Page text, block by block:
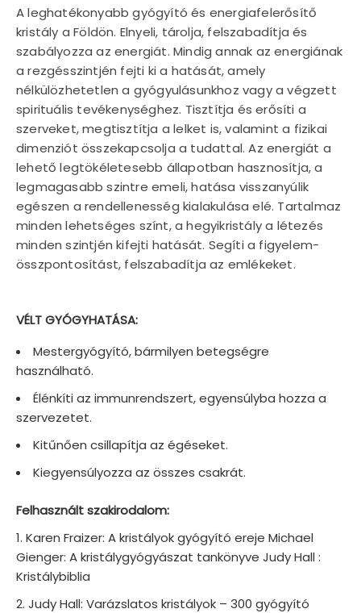
A leghatékonyabb gyógyító és energiafelerősítő
kristály a Földön. Elnyeli, tárolja, felszabadítja és
szabályozza az energiát. Mindig annak az energiának
a rezgésszintjén fejti ki a hatását, amely
nélkülözhetetlen a gyógyulásunkhoz vagy a végzett
spirituális tevékenységhez. Tisztítja és erősíti a
szerveket, megtisztítja a lelket is, valamint a fizikai
dimenziót összekapcsolja a tudattal. Az energiát a
lehető legtökéletesebb állapotban hasznosítja, a
legmagasabb szintre emeli, hatása visszanyúlik
egészen a rendellenesség kialakulása elé. Tartalmaz
minden lehetséges színt, a hegyikristály a létezés
minden szintjén kifejti hatását. Segíti a figyelem-
összpontosítást, felszabadítja az emlékeket.
VÉLT GYÓGYHATÁSA:
Mestergyógyító, bármilyen betegségre
használható.
Élénkíti az immunrendszert, egyensúlyba hozza a
szervezetet.
Kitűnően csillapítja az égéseket.
Kiegyensúlyozza az összes csakrát.
Felhasznált szakirodalom:
Karen Fraizer: A kristályok gyógyító ereje Michael
Gienger: A kristálygyógyászat tankönyve Judy Hall :
Kristálybiblia
Judy Hall: Varázslatos kristályok – 300 gyógyító